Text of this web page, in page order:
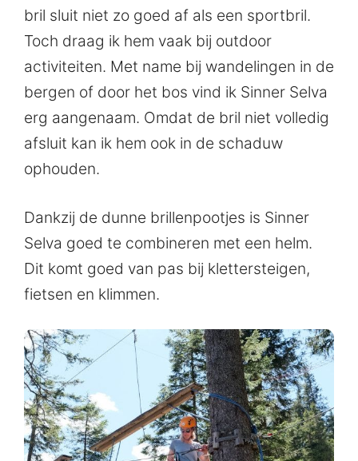
bril sluit niet zo goed af als een sportbril.
Toch draag ik hem vaak bij outdoor
activiteiten. Met name bij wandelingen in de
bergen of door het bos vind ik Sinner Selva
erg aangenaam. Omdat de bril niet volledig
afsluit kan ik hem ook in de schaduw
ophouden.
Dankzij de dunne brillenpootjes is Sinner
Selva goed te combineren met een helm.
Dit komt goed van pas bij klettersteigen,
fietsen en klimmen.